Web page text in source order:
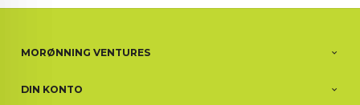
MORØNNING VENTURES
DIN KONTO